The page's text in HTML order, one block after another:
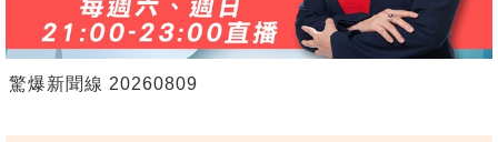
驚爆新聞線 20260809